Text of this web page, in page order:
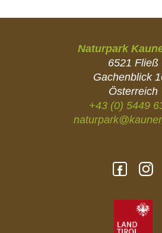
Naturpark
6521 Fließ
Gachenblick
Österreich
+43 (0) 5449